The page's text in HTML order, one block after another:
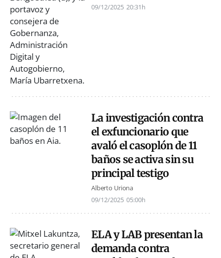
09/12/2025 20:31h
La investigación contra
el exfuncionario que
avaló el casoplón de 11
baños se activa sin su
principal testigo
Alberto Uriona
09/12/2025 05:00h
ELA y LAB presentan la
demanda contra